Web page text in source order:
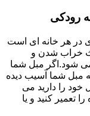
رودکی
در هر خانه ای است
خراب شدن و
شود.اگر مبل شما
مبل شما آسیب دیده
خود را دارید می
تعمیر کنید و یا